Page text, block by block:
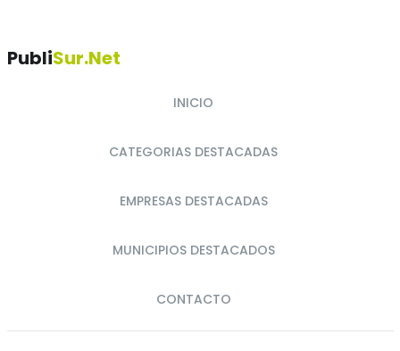
PubliSur.net
INICIO
CATEGORIAS DESTACADAS
EMPRESAS DESTACADAS
MUNICIPIOS DESTACADOS
CONTACTO